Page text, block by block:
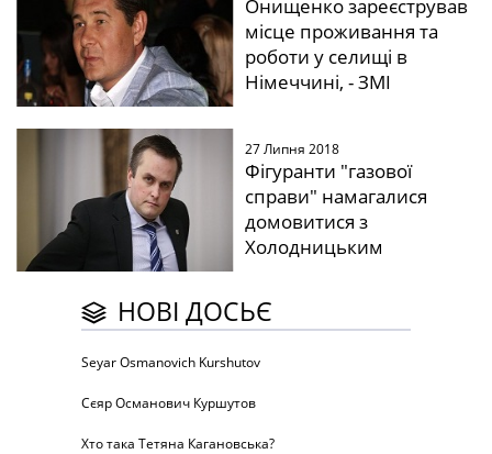
Онищенко зареєстрував
місце проживання та
роботи у селищі в
Німеччині, - ЗМІ
27 Липня 2018
Фігуранти "газової
справи" намагалися
домовитися з
Холодницьким
НОВІ ДОСЬЄ
Seyar Osmanovich Kurshutov
Сєяр Османович Куршутов
Хто така Тетяна Кагановська?